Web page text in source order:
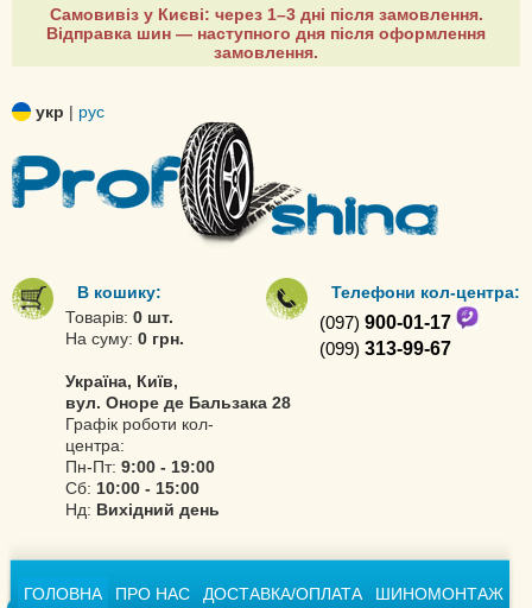
Самовивіз у Києві: через 1–3 дні після замовлення.
Відправка шин — наступного дня після оформлення
замовлення.
укр | рус
В кошику:
Товарів: 0 шт.
На суму: 0 грн.
Україна, Київ,
вул. Оноре де Бальзака 28
Графік роботи кол-
центра:
Пн-Пт: 9:00 - 19:00
Сб: 10:00 - 15:00
Нд: Вихідний день
Телефони кол-центра:
(097) 900-01-17
(099) 313-99-67
ГОЛОВНА ПРО НАС ДОСТАВКА/ОПЛАТА ШИНОМОНТАЖ